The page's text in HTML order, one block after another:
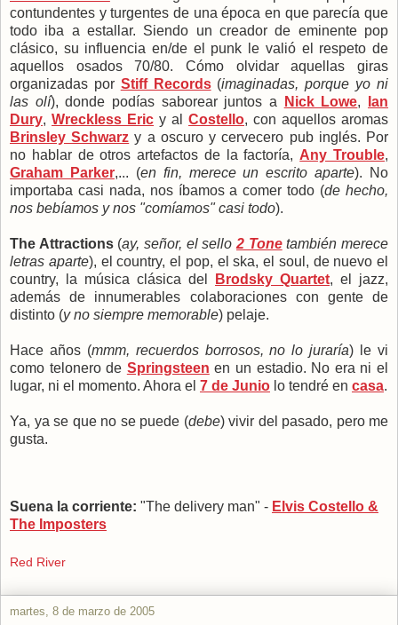
contundentes y turgentes de una época en que parecía que
todo iba a estallar. Siendo un creador de eminente pop
clásico, su influencia en/de el punk le valió el respeto de
aquellos osados 70/80. Cómo olvidar aquellas giras
organizadas por Stiff Records(imaginadas, porque yo ni
las olí), donde podías saborear juntos a Nick Lowe,
Ian
Dury, Wreckless Eric y al Costello, con aquellos aromas
Brinsley Schwarz y a oscuro y cervecero pub inglés. Por
no hablar de otros artefactos de la factoría, Any Trouble,
Graham Parker,... (en fin, merece un escrito aparte). No
importaba casi nada, nos íbamos a comer todo (de hecho,
nos bebíamos y nos "comíamos" casi todo).
The Attractions(ay, señor, el sello2 Tonetambién merece
letras aparte), el country, el pop, el ska, el soul, de nuevo el
country, la música clásica del
Brodsky Quartet, el jazz,
además de innumerables colaboraciones con gente de
distinto (y no siempre memorable) pelaje.
Hace años (mmm, recuerdos borrosos, no lo juraría) le vi
como telonero de Springsteen en un estadio. No era ni el
lugar, ni el momento. Ahora el 7 de Junio lo tendré en casa.
Ya, ya se que no se puede (debe) vivir del pasado, pero me
gusta.
Suena la corriente: "The delivery man" - Elvis Costello &
The Imposters
Red River
martes, 8 de marzo de 2005